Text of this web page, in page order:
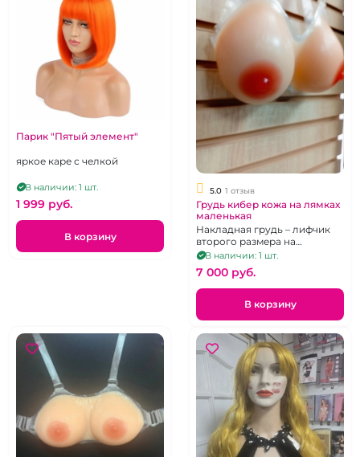
Парик "Пятый элемент"
яркое каре с челкой
В наличии: 1 шт.
1 999 pуб.
В корзину
5.0 1 отзыв
Грудь кибер кожа на лямках
маленькая
Накладная грудь – лифчик
второго размера на
прозрачных широких
силиконовых лямках
В наличии: 1 шт.
7 000 pуб.
В корзину